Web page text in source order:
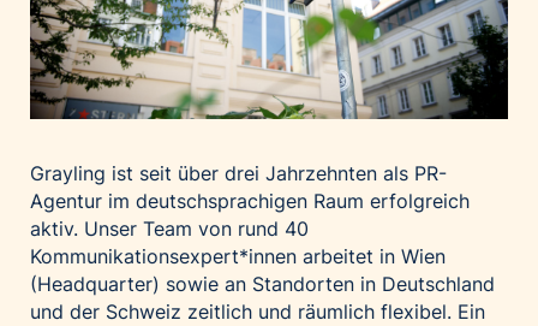
Grayling ist seit über drei Jahrzehnten als PR-
Agentur im deutschsprachigen Raum erfolgreich
aktiv. Unser Team von rund 40
Kommunikationsexpert*innen arbeitet in Wien
(Headquarter) sowie an Standorten in Deutschland
und der Schweiz zeitlich und räumlich flexibel. Ein